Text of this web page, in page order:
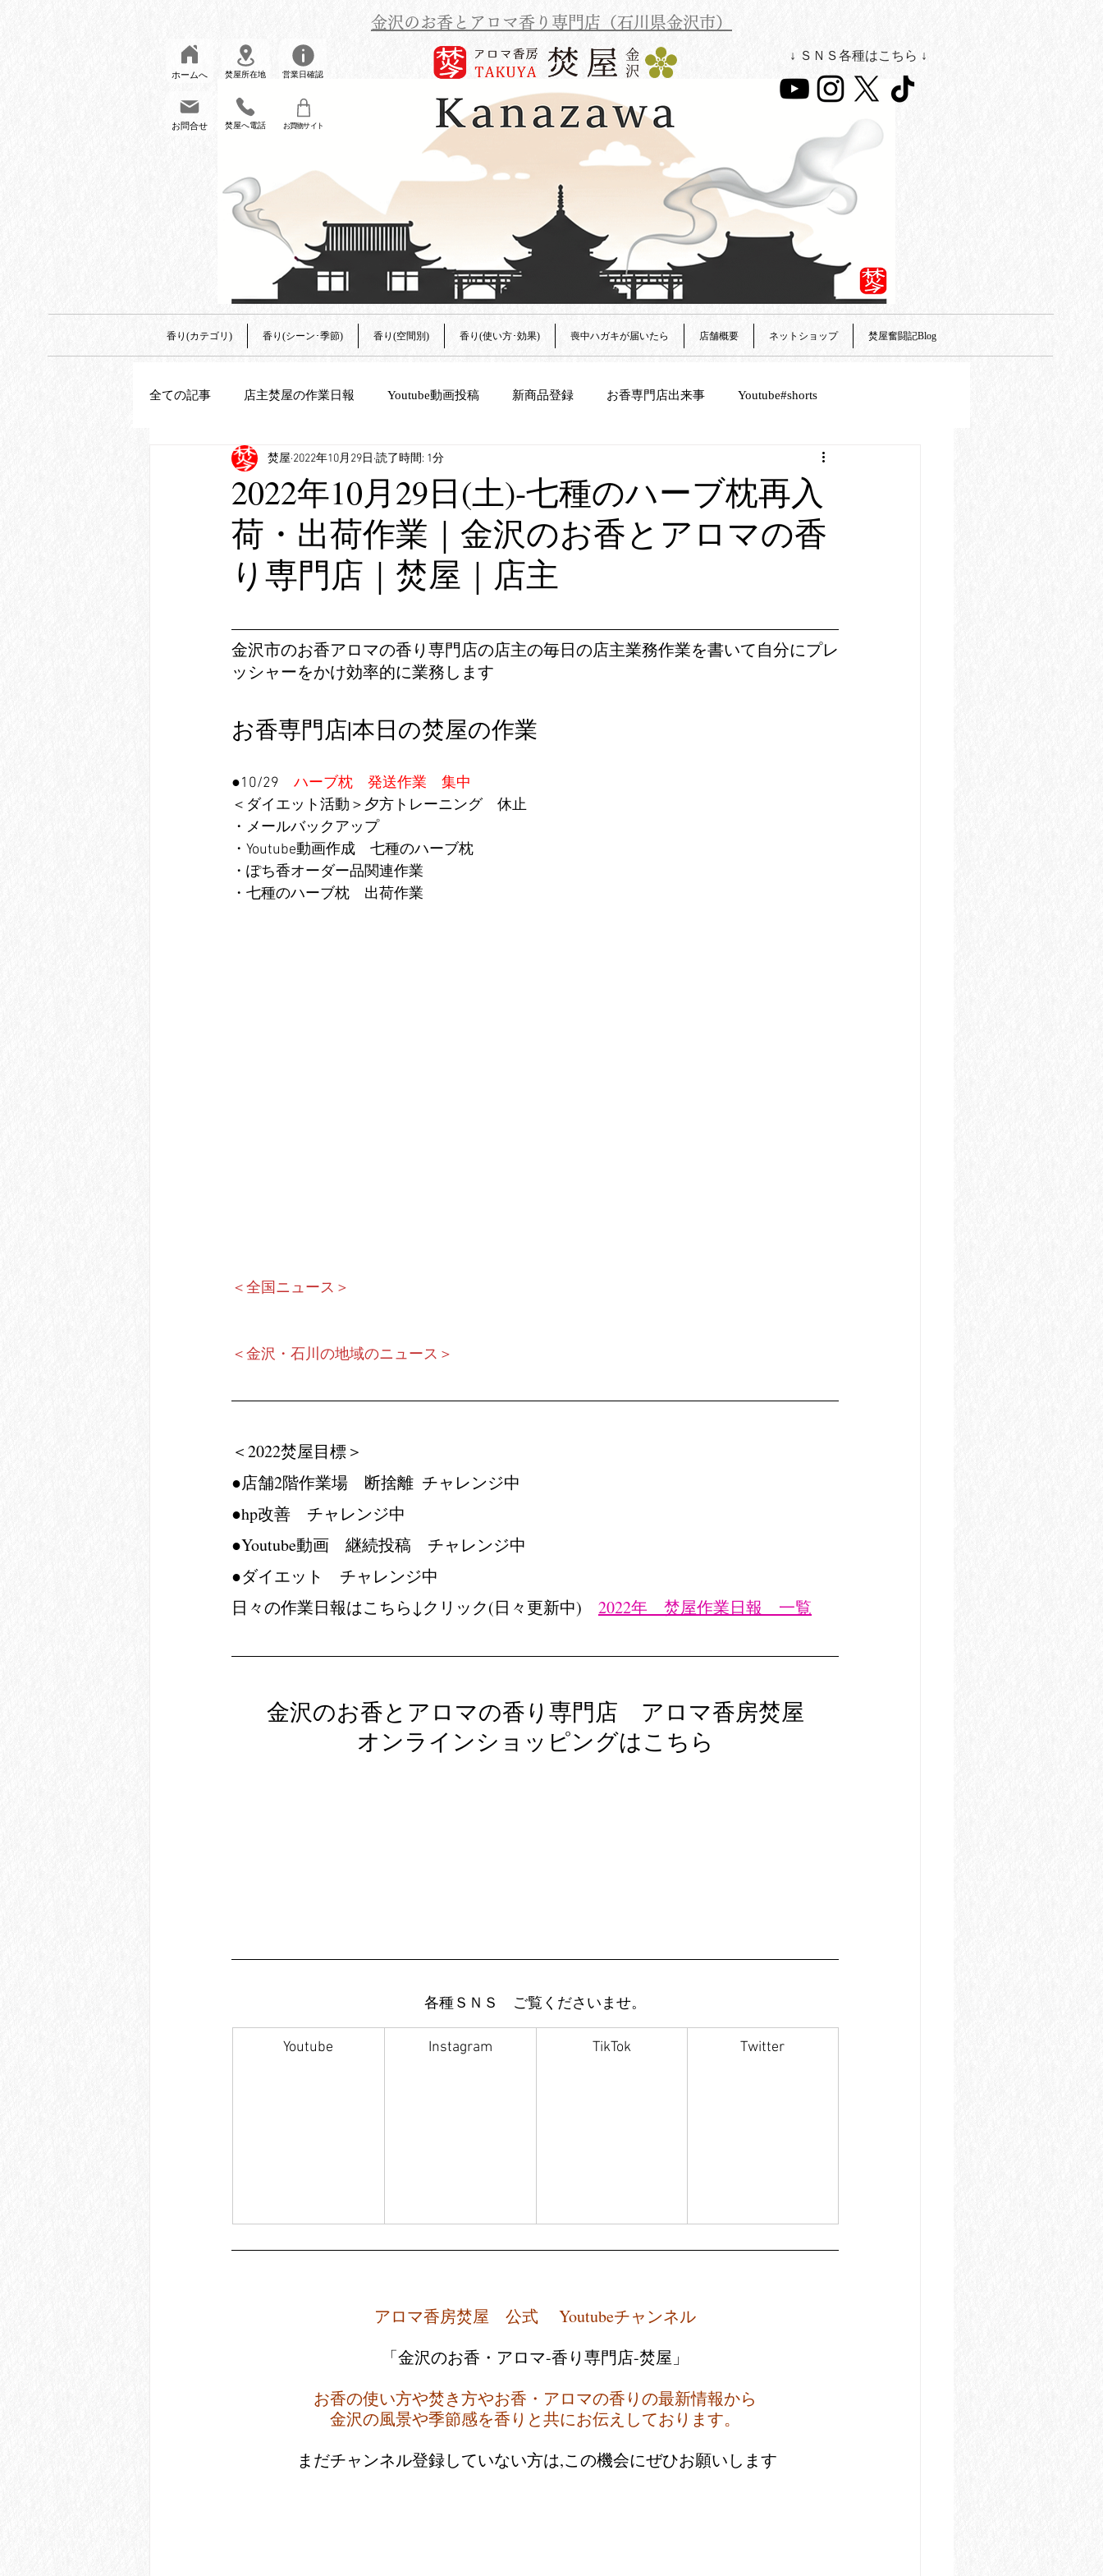
金沢のお香とアロマ香り専門店（石川県金沢市）
ホームへ 焚屋所在地 営業日確認
お問合せ 焚屋へ電話 お買物サイト
↓ ＳＮＳ各種はこちら ↓
香り(カテゴリ) 香り(シーン･季節) 香り(空間別) 香り(使い方･効果) 喪中ハガキが届いたら 店舗概要 ネットショップ 焚屋奮闘記Blog
全ての記事 店主焚屋の作業日報 Youtube動画投稿 新商品登録 お香専門店出来事 Youtube#shorts
追加新商品登録
2022年10月29日(土)-七種のハーブ枕再入
荷・出荷作業｜金沢のお香とアロマの香
り専門店｜焚屋｜店主
焚屋 2022年10月29日 読了時間: 1分
金沢市のお香アロマの香り専門店の店主の毎日の店主業務作業を書いて自分にプレ
ッシャーをかけ効率的に業務します
お香専門店|本日の焚屋の作業
●10/29 ハーブ枕　発送作業　集中
＜ダイエット活動＞夕方トレーニング　休止
・メールバックアップ
・Youtube動画作成　七種のハーブ枕
・ぽち香オーダー品関連作業
・七種のハーブ枕　出荷作業
＜全国ニュース＞
＜金沢・石川の地域のニュース＞
＜2022焚屋目標＞
●店舗2階作業場　断捨離  チャレンジ中
●hp改善　チャレンジ中
●Youtube動画　継続投稿　チャレンジ中
●ダイエット　チャレンジ中
日々の作業日報はこちら↓クリック(日々更新中) 2022年　焚屋作業日報　一覧
金沢のお香とアロマの香り専門店　アロマ香房焚屋
オンラインショッピングはこちら
各種ＳＮＳ　ご覧くださいませ。
Youtube Instagram TikTok Twitter
アロマ香房焚屋　公式　 Youtubeチャンネル
「金沢のお香・アロマ-香り専門店-焚屋」
お香の使い方や焚き方やお香・アロマの香りの最新情報から
金沢の風景や季節感を香りと共にお伝えしております。
まだチャンネル登録していない方は,この機会にぜひお願いします